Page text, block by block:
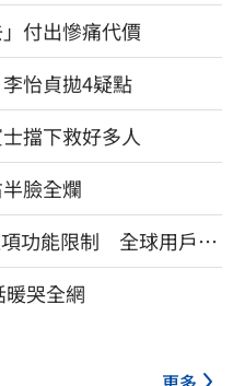
付出慘痛代價
怡貞拋4疑點
擋下救好多人
臉全爛
功能限制 全球用戶即
哭全網